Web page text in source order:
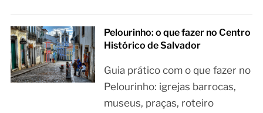
Pelourinho: o que fazer no Centro
Histórico de Salvador
Guia prático com o que fazer no
Pelourinho: igrejas barrocas,
museus, praças, roteiro